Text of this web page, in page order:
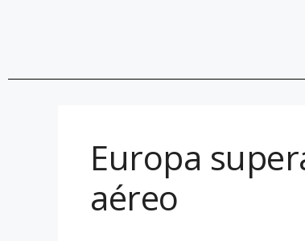
Europa
aéreo